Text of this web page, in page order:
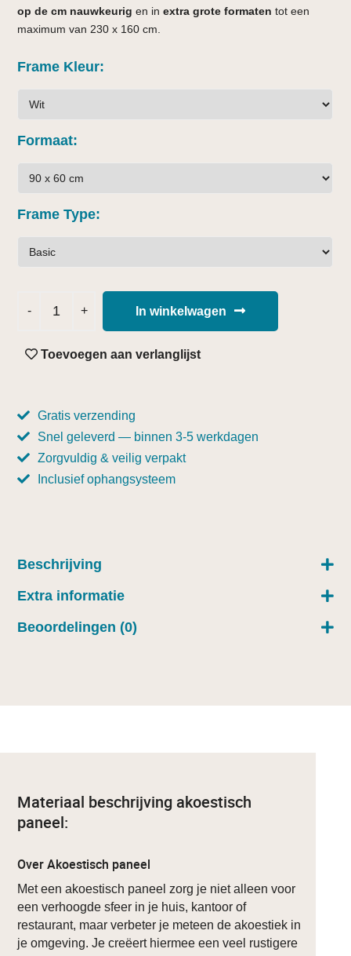
op de cm nauwkeurig en inextra grote formatentot een
maximum van 230 x 160 cm.
Frame Kleur
Formaat
Frame Type
In winkelwagen
Toevoegen aan verlanglijst
Gratis verzending
Snel geleverd — binnen 3-5 werkdagen
Zorgvuldig & veilig verpakt
Inclusief ophangsysteem
Beschrijving
Extra informatie
Beoordelingen (0)
Materiaal beschrijving akoestisch
paneel:
Over Akoestisch paneel
Met een akoestisch paneel zorg je niet alleen voor
een verhoogde sfeer in je huis, kantoor of
restaurant, maar verbeter je meteen de akoestiek in
je omgeving. Je creëert hiermee een veel rustigere